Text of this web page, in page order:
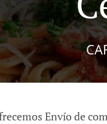
Envío de